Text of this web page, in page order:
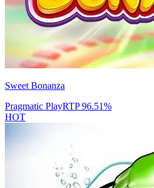
Sweet Bonanza
Pragmatic PlayRTP96.51%
HOT